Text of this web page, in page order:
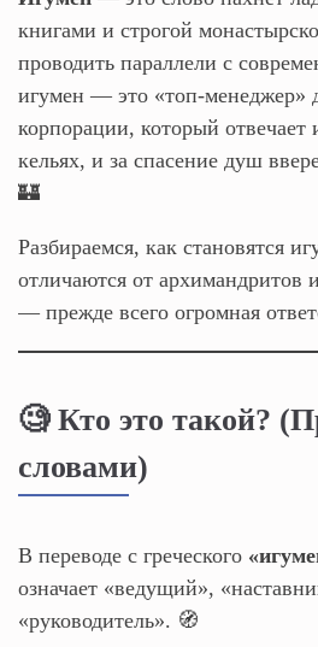
книгами и строгой
проводить параллели с
игумен — это «топ-менеджер»
корпорации, который
кельях, и за спасение душ
🏰
Разбираемся, как становятся
отличаются от архимандритов
— прежде всего огромная
🧐 Кто это такой?
словами)
В переводе с греческого
означает «ведущий»,
«руководитель». 🧭